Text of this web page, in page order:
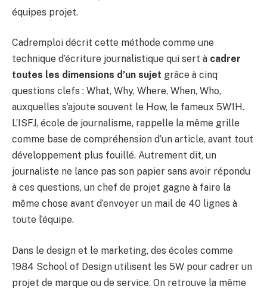
équipes projet.
Cadremploi décrit cette méthode comme une
technique d’écriture journalistique qui sert à cadrer
toutes les dimensions d’un sujet grâce à cinq
questions clefs : What, Why, Where, When, Who,
auxquelles s’ajoute souvent le How, le fameux 5W1H.
L’ISFJ, école de journalisme, rappelle la même grille
comme base de compréhension d’un article, avant tout
développement plus fouillé. Autrement dit, un
journaliste ne lance pas son papier sans avoir répondu
à ces questions, un chef de projet gagne à faire la
même chose avant d’envoyer un mail de 40 lignes à
toute l’équipe.
Dans le design et le marketing, des écoles comme
1984 School of Design utilisent les 5W pour cadrer un
projet de marque ou de service. On retrouve la même